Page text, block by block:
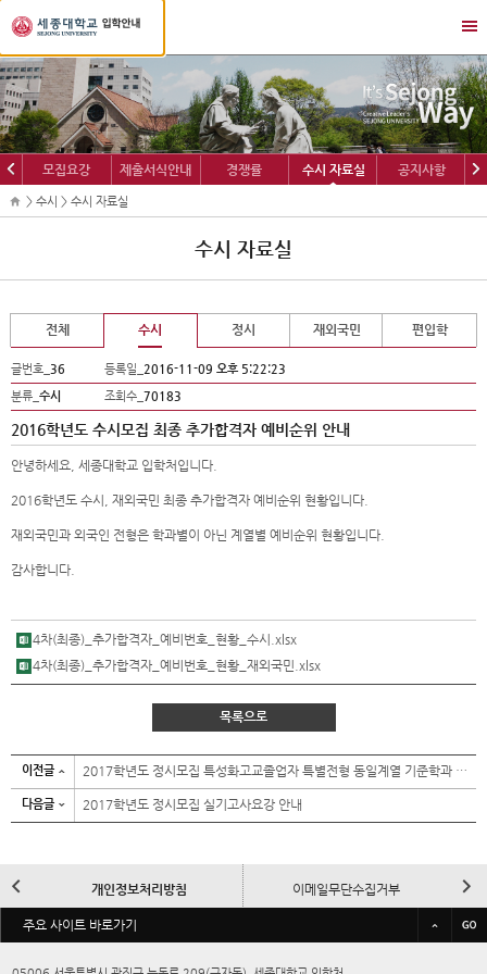
세
종
대
학
교
입
학
정
보
뉴
열
기/
닫
기
이
전
다
음
모집요강 제출서식안내 경쟁률 수시 자료실 공지사항
> 수시 > 수시 자료실
수시 자료실
전체 수시 정시 재외국민 편입학
글번호_ 36 등록일_ 2016-11-09 오후 5:22:23
분류_ 수시 조회수_ 70183
2016학년도 수시모집 최종 추가합격자 예비순위 안내
안녕하세요, 세종대학교 입학처입니다.
2016학년도 수시, 재외국민 최종 추가합격자 예비순위 현황입니다.
재외국민과 외국인 전형은 학과별이 아닌 계열별 예비순위 현황입니다.
감사합니다.
4차(최종)_추가합격자_예비번호_현황_수시.xlsx
4차(최종)_추가합격자_예비번호_현황_재외국민.xlsx
목록으로
이전글 2017학년도 정시모집 특성화고교졸업자 특별전형 동일계열 기준학과 안내
다음글 2017학년도 정시모집 실기고사요강 안내
다
개인정보처리방침 이메일무단수집거부
규정/예결산공고 대학정보공시
주요 사이트 바로가기
바
로